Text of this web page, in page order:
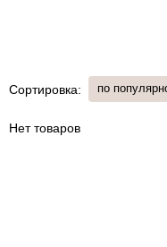
Сортировка: по
Нет товаров